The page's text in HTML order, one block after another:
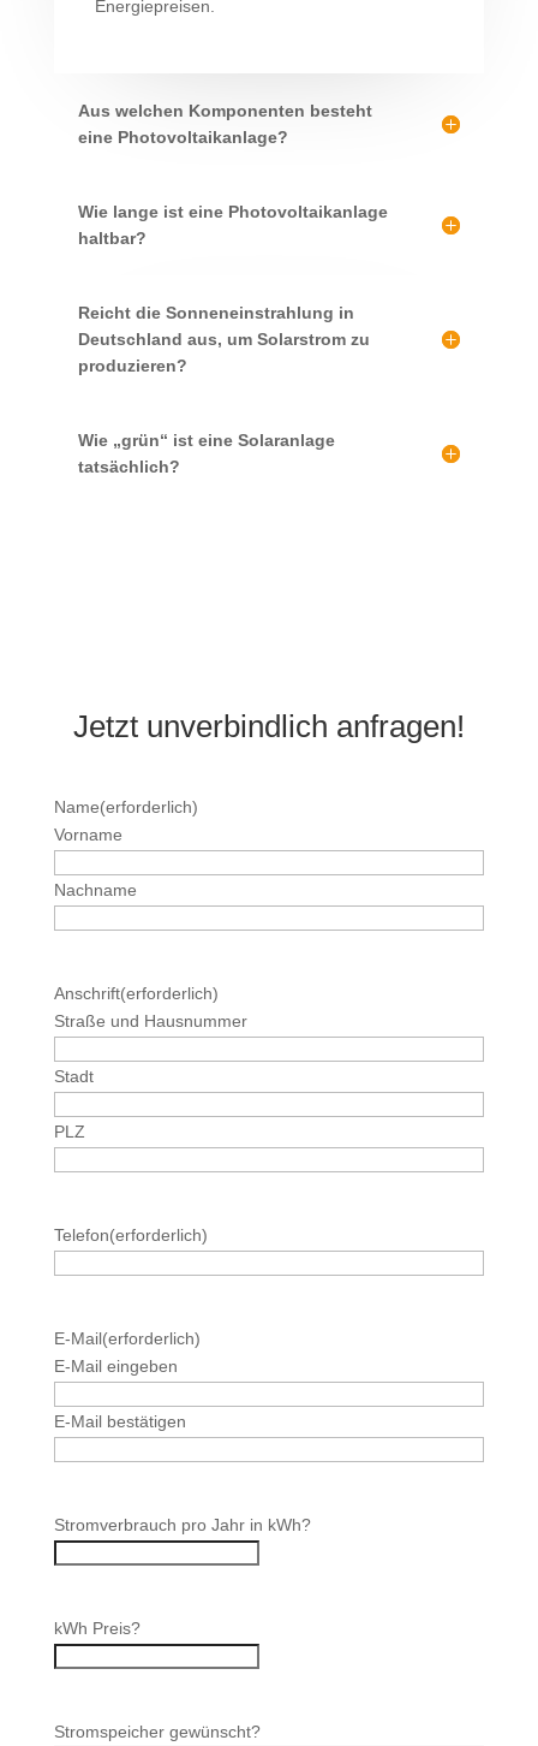
Energiepreisen.
Aus welchen Komponenten besteht
eine Photovoltaikanlage?
Wie lange ist eine Photovoltaikanlage
haltbar?
Reicht die Sonneneinstrahlung in
Deutschland aus, um Solarstrom zu
produzieren?
Wie „grün“ ist eine Solaranlage
tatsächlich?
Jetzt unverbindlich anfragen!
Name(erforderlich)
Vorname
Nachname
Anschrift(erforderlich)
Straße und Hausnummer
Stadt
PLZ
Telefon(erforderlich)
E-Mail(erforderlich)
E-Mail eingeben
E-Mail bestätigen
Stromverbrauch pro Jahr in kWh?
kWh Preis?
Stromspeicher gewünscht?